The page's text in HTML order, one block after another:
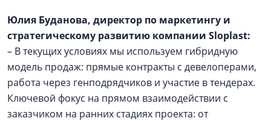
Юлия Буданова, директор по маркетингу и
стратегическому развитию компании Sloplast:
– В текущих условиях мы используем гибридную
модель продаж: прямые контракты с девелоперами,
работа через генподрядчиков и участие в тендерах.
Ключевой фокус на прямом взаимодействии с
заказчиком на ранних стадиях проекта: от